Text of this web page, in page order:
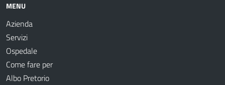
MENU
Azienda
Servizi
Ospedale
Come fare per
Albo Pretorio